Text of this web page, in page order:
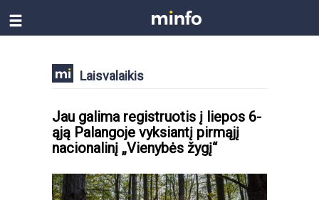
Laisvalaikis
Jau galima registruotis į liepos 6-
ąją Palangoje vyksiantį pirmąjį
nacionalinį „Vienybės žygį“